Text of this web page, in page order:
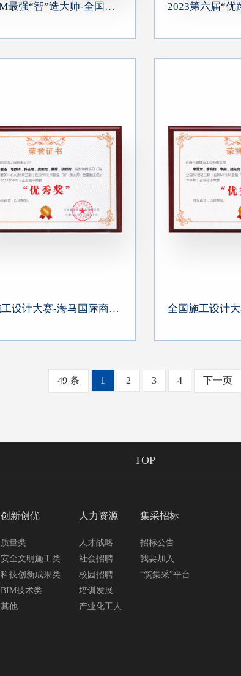
BIMFIM最强“智”造大师-全国施工设计大赛 淮河校区二期
全国施工设计大赛-海马国际商务中心A1地块二期
49 条 1 2 3 4 下一页
TOP
创新创优
质量类
安全文明施工类
科技创新成果类
BIM技术类
其他
人力资源
人才战略
社会招聘
校园招聘
培训发展
产业化工人
集采招标
招标公告
我要加入
“筑集采”平台